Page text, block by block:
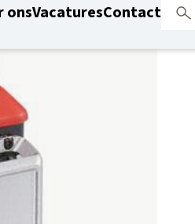
onsVacaturesContact